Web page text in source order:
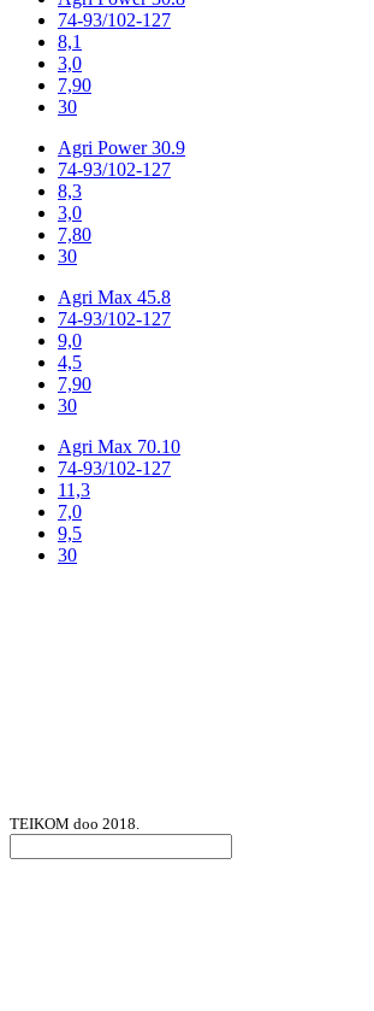
74-93/102-127
8,1
3,0
7,90
30
Agri Power 30.9
74-93/102-127
8,3
3,0
7,80
30
Agri Max 45.8
74-93/102-127
9,0
4,5
7,90
30
Agri Max 70.10
74-93/102-127
11,3
7,0
9,5
30
TEIKOM doo 2018.